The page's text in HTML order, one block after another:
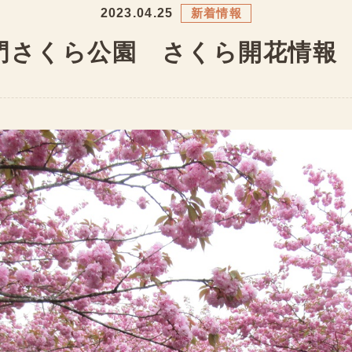
2023.04.25 新着情報
さくら公園 さくら開花情報